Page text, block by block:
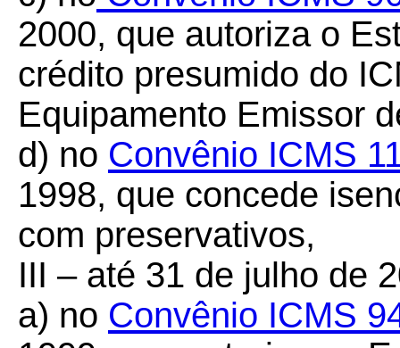
2000, que autoriza o
crédito presumido do
Equipamento Emissor
d) no Convênio ICMS
1998, que concede
com preservativos,
III – até 31 de julho de
a) no Convênio ICMS